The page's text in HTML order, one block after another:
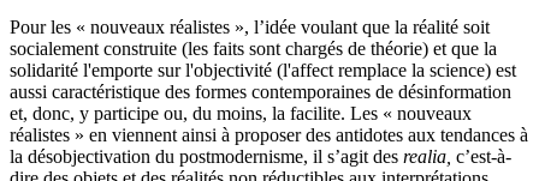
Pour les « nouveaux réalistes », l’idée voulant que la réalité soit
socialement construite (les faits sont chargés de théorie) et que la
solidarité l'emporte sur l'objectivité (l'affect remplace la science) est
aussi caractéristique des formes contemporaines de désinformation
et, donc, y participe ou, du moins, la facilite. Les « nouveaux
réalistes » en viennent ainsi à proposer des antidotes aux tendances à
la désobjectivation du postmodernisme, il s’agit des realia, c’est-à-